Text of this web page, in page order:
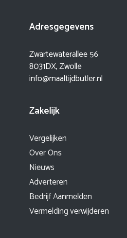
Adresgegevens
Zwartewaterallee 56
8031DX, Zwolle
info@maaltijdbutler.nl
Zakelijk
Vergelijken
Over Ons
Nieuws
Adverteren
Bedrijf Aanmelden
Vermelding verwijderen